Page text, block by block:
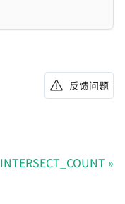
反馈问题
INTERSECT_COUNT